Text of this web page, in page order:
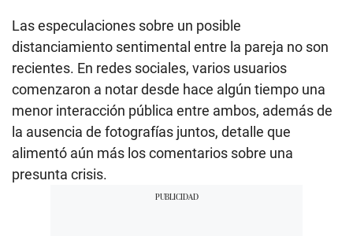
Las especulaciones sobre un posible
distanciamiento sentimental entre la pareja no son
recientes. En redes sociales, varios usuarios
comenzaron a notar desde hace algún tiempo una
menor interacción pública entre ambos, además de
la ausencia de fotografías juntos, detalle que
alimentó aún más los comentarios sobre una
presunta crisis.